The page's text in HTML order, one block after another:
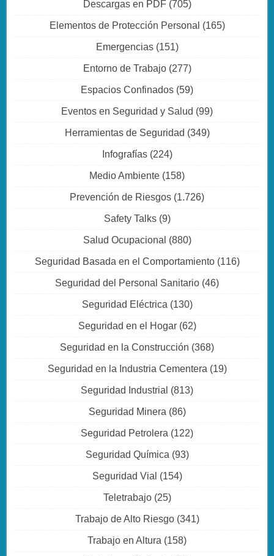
Descargas en PDF(705)
Elementos de Protección Personal (165)
Emergencias(151)
Entorno de Trabajo(277)
Espacios Confinados (59)
Eventos en Seguridad y Salud (99)
Herramientas de Seguridad (349)
Infografías(224)
Medio Ambiente (158)
Prevención de Riesgos (1.726)
Safety Talks(9)
Salud Ocupacional (880)
Seguridad Basada en el Comportamiento(116)
Seguridad del Personal Sanitario (46)
Seguridad Eléctrica (130)
Seguridad en el Hogar(62)
Seguridad en la Construcción (368)
Seguridad en la Industria Cementera (19)
Seguridad Industrial (813)
Seguridad Minera (86)
Seguridad Petrolera (122)
Seguridad Química (93)
Seguridad Vial (154)
Teletrabajo(25)
Trabajo de Alto Riesgo(341)
Trabajo en Altura (158)